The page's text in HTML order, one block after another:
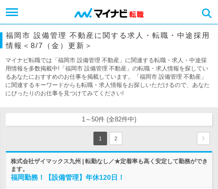
福岡市 設備管理 不動産に関する求人・転職・中途採用
情報＜8/7（金）更新＞
マイナビ転職では「福岡市 設備管理 不動産」に関連する転職・求人・中途採
用情報を多数掲載中!「福岡市 設備管理 不動産」の転職・求人情報を探してい
るあなたにおすすめのお仕事を掲載しています。「福岡市 設備管理 不動産」
に関連するキーワードからも転職・求人情報をお探しいただけるので、あなた
にぴったりのお仕事を見つけてみてください!
1～50件 (全82件中)
1 2
株式会社ザイマックス九州 | 転勤なし／★定着率も高く安定して勤務ができ
ます。
福岡勤務！【設備管理】年休120日！